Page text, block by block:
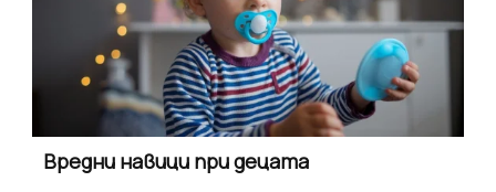
Вредни навици при децата